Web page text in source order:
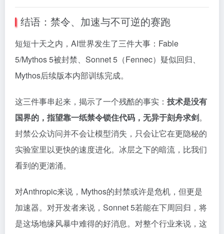
结语：禁令、加速与不可逆的赛跑
短短十天之内，AI世界发生了三件大事：Fable
5/Mythos 5被封禁、Sonnet 5（Fennec）疑似回归、
Mythos后续版本内部训练完成。
这三件事串起来，揭示了一个残酷的事实： 技术是没有
国界的，指望靠一纸禁令锁住代码，无异于刻舟求剑。
封禁公众访问并不会让模型消失，只会让它在更隐秘的
实验室里以更快的速度进化。冰层之下的暗流，比我们
看到的更汹涌。
对Anthropic来说，Mythos的封禁或许是危机，但更是
加速器。对开发者来说，Sonnet 5若能在下周回归，将
是这场地缘风暴中难得的好消息。对整个行业来说，这